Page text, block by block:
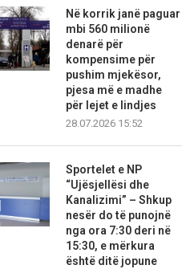
Në korrik janë paguar
mbi 560 milionë
denarë për
kompensime për
pushim mjekësor,
pjesa më e madhe
për lejet e lindjes
28.07.2026 15:52
Sportelet e NP
“Ujësjellësi dhe
Kanalizimi” – Shkup
nesër do të punojnë
nga ora 7:30 deri në
15:30, e mërkura
është ditë jopune